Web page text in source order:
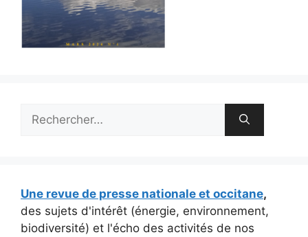
Une revue de presse nationale et occitane,
des sujets d'intérêt (énergie, environnement,
biodiversité) et l'écho des activités de nos